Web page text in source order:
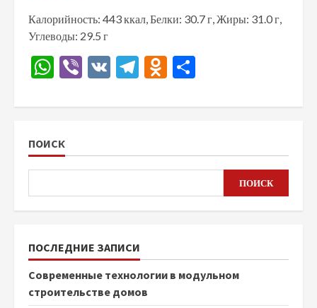
Калорийность: 443 ккал, Белки: 30.7 г, Жиры: 31.0 г,
Углеводы: 29.5 г
WhatsApp
Viber
VK Telegram
Odnoklassniki
ПОИСК
ПОИСК
ПОСЛЕДНИЕ ЗАПИСИ
Современные технологии в модульном
строительстве домов